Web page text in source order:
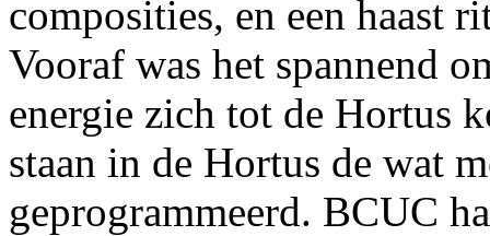
composities, en een haast
Vooraf was het spannend
energie zich tot de Hortus
staan in de Hortus de wat
geprogrammeerd. BCUC